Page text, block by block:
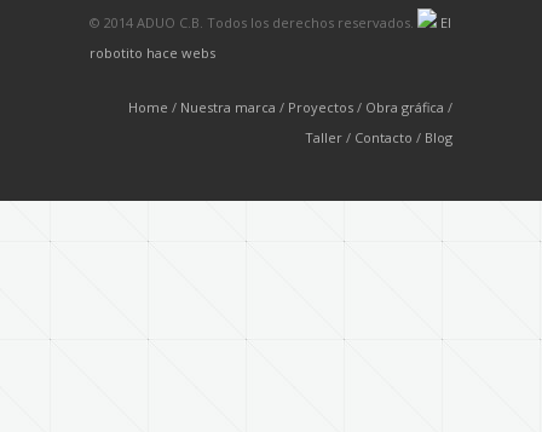
© 2014 ADUO C.B. Todos los derechos reservados.
El
robotito hace webs
Home Nuestra marca Proyectos
Obra gráfica
Taller
Contacto Blog